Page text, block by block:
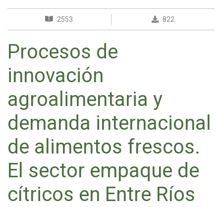
2553 822
Procesos de
innovación
agroalimentaria y
demanda internacional
de alimentos frescos.
El sector empaque de
cítricos en Entre Ríos